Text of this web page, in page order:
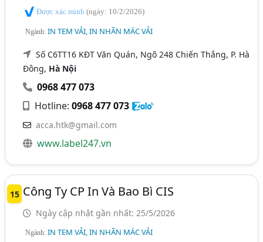
Được xác minh(ngày: 10/2/2026)
Ngành:IN TEM VẢI, IN NHÃN MÁC VẢI
Số C6TT16 KĐT Văn Quán, Ngõ 248 Chiến Thắng, P. Hà
Đông, Hà Nội
0968 477 073
Hotline:0968 477 073
acca.htk@gmail.com
www.label247.vn
15 Công Ty CP In Và Bao Bì CIS
Ngày cập nhật gần nhất: 25/5/2026
Ngành:IN TEM VẢI, IN NHÃN MÁC VẢI